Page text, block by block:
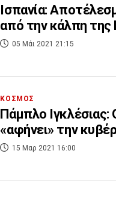
Ισπανία:
από την κάλπη της
05 Μάι 2021 21:15
ΚΟΣΜΟΣ
Πάμπλο
«αφήνει» την
15 Μαρ 2021 16:00